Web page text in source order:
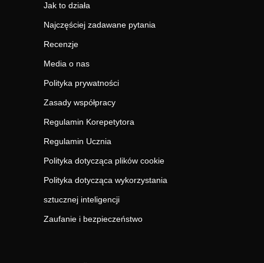
Jak to działa
Najczęściej zadawane pytania
Recenzje
Media o nas
Polityka prywatności
Zasady współpracy
Regulamin Korepetytora
Regulamin Ucznia
Polityka dotycząca plików cookie
Polityka dotycząca wykorzystania
sztucznej inteligencji
Zaufanie i bezpieczeństwo